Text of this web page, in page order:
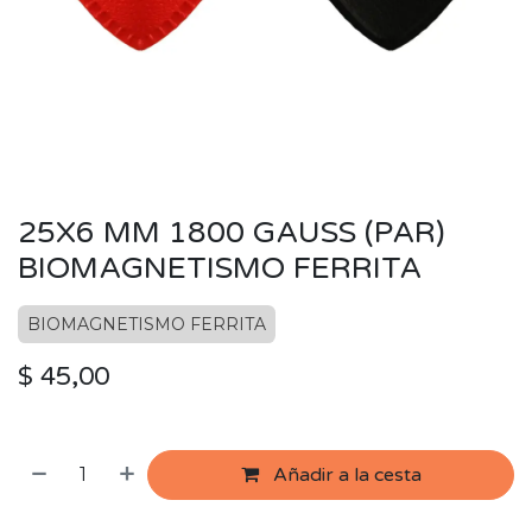
25X6 MM 1800 GAUSS (PAR)
BIOMAGNETISMO FERRITA
BIOMAGNETISMO FERRITA
$ 45,00
Añadir a la cesta